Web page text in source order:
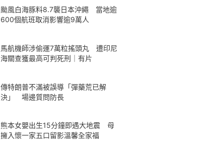
颱風白海豚料8.7襲日本沖繩 當地逾
600個航班取消影響逾9萬人
馬航機師涉偷運7萬粒搖頭丸 遭印尼
海關查獲最高可判死刑｜有片
傳特朗普不滿被誤導「彈藥荒已解
決」 場邊質問防長
熊本女嬰出生15分鐘即遇大地震 母
擁入懷一家五口留影溫馨全家福